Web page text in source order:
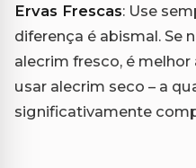
Ervas Frescas: Use
diferença é abismal. Se
alecrim fresco, é
usar alecrim seco – a
significativamente